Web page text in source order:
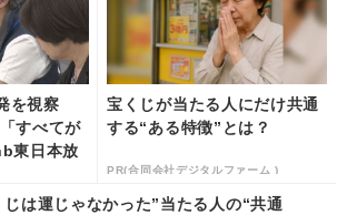
を視察
すべてが
東日本放
宝くじが当たる人にだけ共通
する“ある特徴”とは？
PR(合同会社デジタルファーム )
じは運じゃなかった”当たる人の“共通